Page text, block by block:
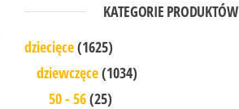
KATEGORIE PRODUKTÓW
dziecięce(1625)
dziewczęce(1034)
50 - 56(25)